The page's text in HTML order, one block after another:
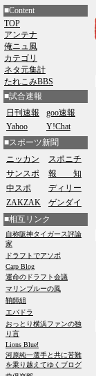
■Content
TOP
アンテナ
俺ニュ風
カテゴリ
ネタ元集計
たれこみBBS
■試合速報
日刊速報
goo速報
Yahoo
Y!Chat
■スポーツ新聞
ニッカン
スポニチ
サンスポ
報 知
中スポ
ディリー
ZAKZAK
ゲンダイ
■相互リンク